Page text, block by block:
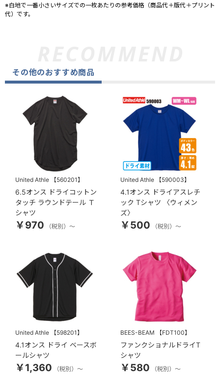
※白地で一番小さいサイズでの一枚あたりの参考価格（商品代＋版代＋プリント
代）です。
その他のおすすめ商品
United Athle 【560201】
6.5オンス ドライコットン
タッチ ラウンドテール Ｔ
シャツ
￥970 （税別）～
United Athle 【590003】
4.1オンス ドライアスレチ
ック Tシャツ 〈ウィメン
ズ〉
￥500 （税別）～
United Athle 【598201】
4.1オンス ドライ ベースボ
ールシャツ
￥1,360 （税別）～
BEES-BEAM 【FDT100】
ファンクショナルドライT
シャツ
￥580 （税別）～